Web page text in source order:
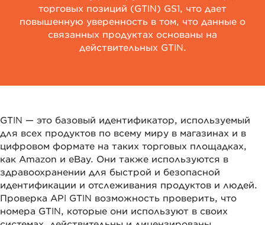
торговых позиций (GTIN) GS1, что дает
повышенную уверенность в том, что данные о
связанных продуктах основаны на
действительных GTIN.
GTIN — это базовый идентификатор, используемый
для всех продуктов по всему миру в магазинах и в
цифровом формате на таких торговых площадках,
как Amazon и eBay. Они также используются в
здравоохранении для быстрой и безопасной
идентификации и отслеживания продуктов и людей.
Проверка API GTIN возможность проверить, что
номера GTIN, которые они используют в своих